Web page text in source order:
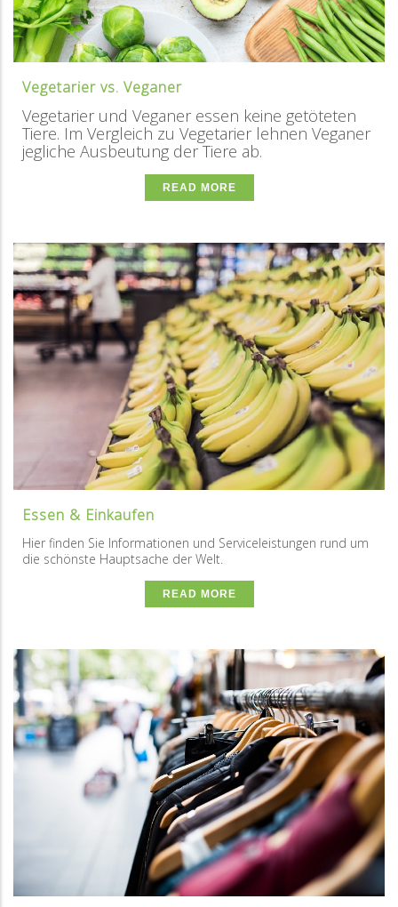
Vegetarier vs. Veganer
Vegetarier und Veganer essen keine getöteten
Tiere. Im Vergleich zu Vegetarier lehnen Veganer
jegliche Ausbeutung der Tiere ab.
READ MORE
Essen & Einkaufen
Hier finden Sie Informationen und Serviceleistungen rund um
die schönste Hauptsache der Welt.
READ MORE